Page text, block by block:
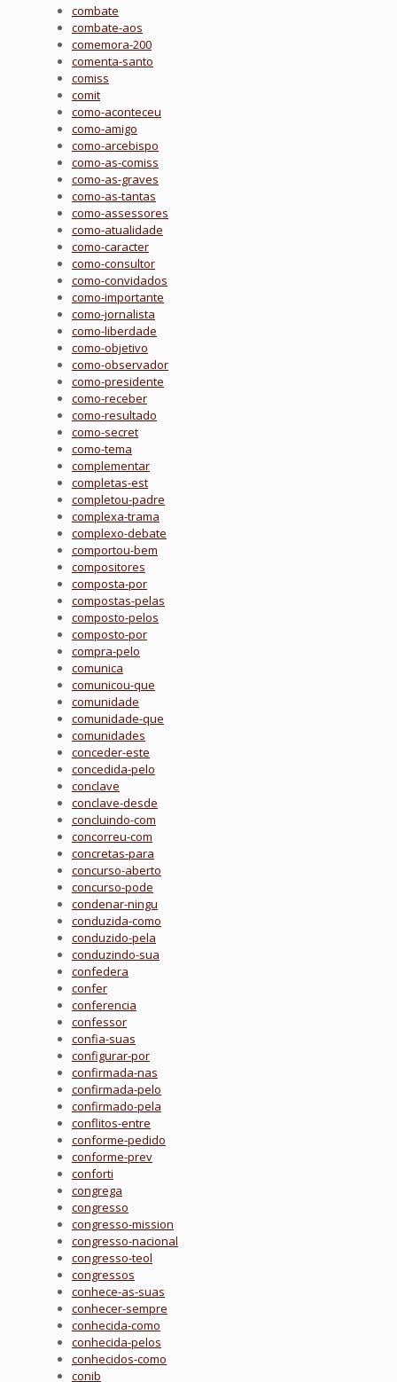
combate
combate-aos
comemora-200
comenta-santo
comiss
comit
como-aconteceu
como-amigo
como-arcebispo
como-as-comiss
como-as-graves
como-as-tantas
como-assessores
como-atualidade
como-caracter
como-consultor
como-convidados
como-importante
como-jornalista
como-liberdade
como-objetivo
como-observador
como-presidente
como-receber
como-resultado
como-secret
como-tema
complementar
completas-est
completou-padre
complexa-trama
complexo-debate
comportou-bem
compositores
composta-por
compostas-pelas
composto-pelos
composto-por
compra-pelo
comunica
comunicou-que
comunidade
comunidade-que
comunidades
conceder-este
concedida-pelo
conclave
conclave-desde
concluindo-com
concorreu-com
concretas-para
concurso-aberto
concurso-pode
condenar-ningu
conduzida-como
conduzido-pela
conduzindo-sua
confedera
confer
conferencia
confessor
confia-suas
configurar-por
confirmada-nas
confirmada-pelo
confirmado-pela
conflitos-entre
conforme-pedido
conforme-prev
conforti
congrega
congresso
congresso-mission
congresso-nacional
congresso-teol
congressos
conhece-as-suas
conhecer-sempre
conhecida-como
conhecida-pelos
conhecidos-como
conib